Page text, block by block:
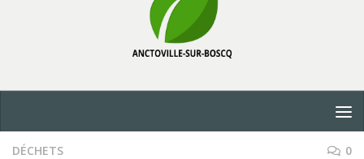
DÉCHETS 0